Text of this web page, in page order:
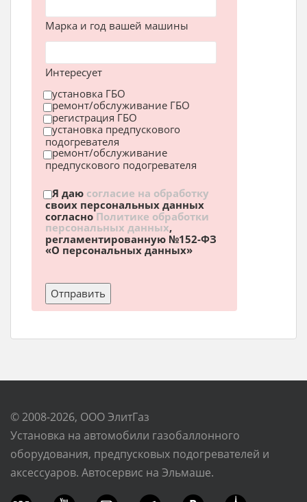
Марка и год вашей машины
Интересует
установка ГБО
ремонт/обслуживание ГБО
регистрация ГБО
установка предпускового
подогревателя
ремонт/обслуживание
предпускового подогревателя
Я даю согласие на обработку
своих персональных данных
согласно Политике обработки
персональных данных,
регламентированную №152-ФЗ
«О персональных данных»
© 2008-2026, ООО ЭлитГаз
Установка на автомобили газобаллонного
оборудования, предпусковых подогревателей и
аксессуаров. Автосервис на Эльмаше.